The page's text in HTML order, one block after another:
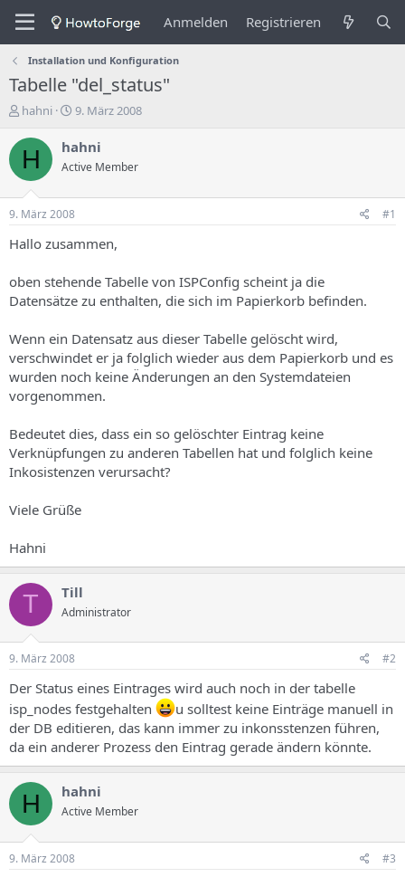
Anmelden Registrieren
Installation und Konfiguration
Tabelle "del_status"
E
s
e
l
e
r
s
T
e
m
s
hahni
E
s
e
n
d
a
u
m
9. März 2008
H hahni
Active Member
9. März 2008 #1
Hallo zusammen,
oben stehende Tabelle von ISPConfig scheint ja die
Datensätze zu enthalten, die sich im Papierkorb befinden.
Wenn ein Datensatz aus dieser Tabelle gelöscht wird,
verschwindet er ja folglich wieder aus dem Papierkorb und es
wurden noch keine Änderungen an den Systemdateien
vorgenommen.
Bedeutet dies, dass ein so gelöschter Eintrag keine
Verknüpfungen zu anderen Tabellen hat und folglich keine
Inkosistenzen verursacht?
Viele Grüße
Hahni
T Till
Administrator
9. März 2008 #2
Der Status eines Eintrages wird auch noch in der tabelle
isp_nodes festgehalten
u solltest keine Einträge manuell in
der DB editieren, das kann immer zu inkonsstenzen führen,
da ein anderer Prozess den Eintrag gerade ändern könnte.
H hahni
Active Member
9. März 2008 #3